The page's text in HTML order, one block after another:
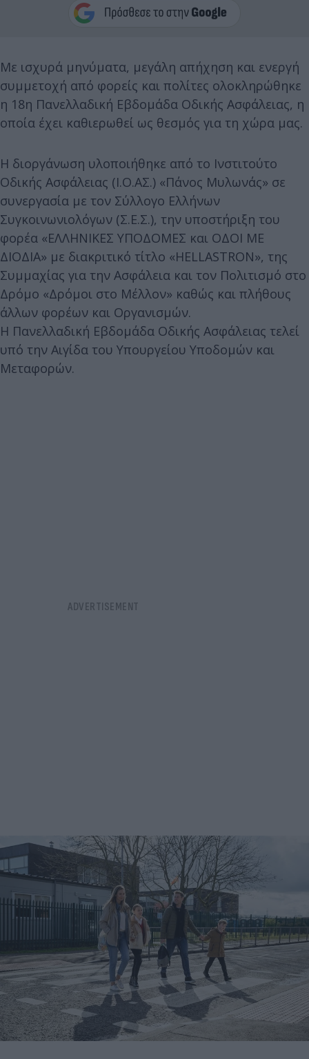
Με ισχυρά μηνύματα, μεγάλη απήχηση και ενεργή
συμμετοχή από φορείς και πολίτες ολοκληρώθηκε
η 18η Πανελλαδική Εβδομάδα Οδικής Ασφάλειας, η
οποία έχει καθιερωθεί ως θεσμός για τη χώρα μας.
Η διοργάνωση υλοποιήθηκε από το Ινστιτούτο
Οδικής Ασφάλειας (Ι.Ο.ΑΣ.) «Πάνος Μυλωνάς» σε
συνεργασία με τον Σύλλογο Ελλήνων
Συγκοινωνιολόγων (Σ.Ε.Σ.), την υποστήριξη του
φορέα «ΕΛΛΗΝΙΚΕΣ ΥΠΟΔΟΜΕΣ και ΟΔΟΙ ΜΕ
ΔΙΟΔΙΑ» με διακριτικό τίτλο «HELLASTRON», της
Συμμαχίας για την Ασφάλεια και τον Πολιτισμό στο
Δρόμο «Δρόμοι στο Μέλλον» καθώς και πλήθους
άλλων φορέων και Οργανισμών.
Η Πανελλαδική Εβδομάδα Οδικής Ασφάλειας τελεί
υπό την Αιγίδα του Υπουργείου Υποδομών και
Μεταφορών.